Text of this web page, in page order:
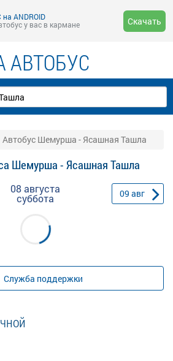
ANDROID
у вас в кармане
Скачать
АВТОБУС
Автобус Шемурша - Ясашная Ташла
Шемурша - Ясашная Ташла
08 августа
суббота 09 авг
Служба поддержки